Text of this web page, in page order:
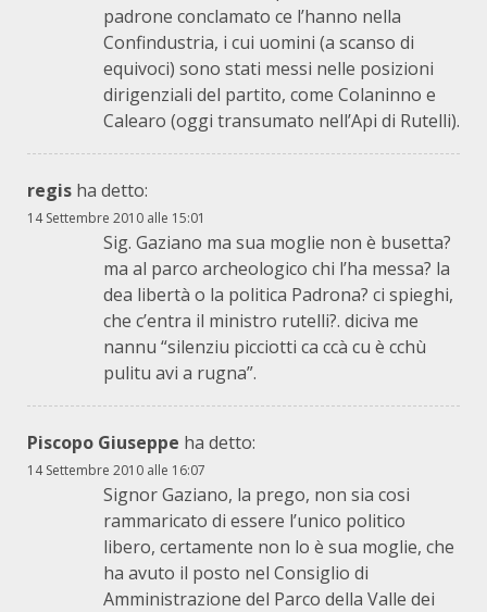
padrone conclamato ce l’hanno nella
Confindustria, i cui uomini (a scanso di
equivoci) sono stati messi nelle posizioni
dirigenziali del partito, come Colaninno e
Calearo (oggi transumato nell’Api di Rutelli).
regis ha detto:
14 Settembre 2010 alle 15:01
Sig. Gaziano ma sua moglie non è busetta?
ma al parco archeologico chi l’ha messa? la
dea libertà o la politica Padrona? ci spieghi,
che c’entra il ministro rutelli?. diciva me
nannu “silenziu picciotti ca ccà cu è cchù
pulitu avi a rugna”.
Piscopo Giuseppe ha detto:
14 Settembre 2010 alle 16:07
Signor Gaziano, la prego, non sia cosi
rammaricato di essere l’unico politico
libero, certamente non lo è sua moglie, che
ha avuto il posto nel Consiglio di
Amministrazione del Parco della Valle dei